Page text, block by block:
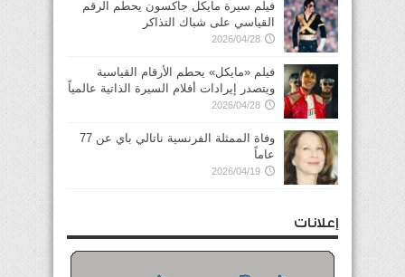
فيلم سيرة مايكل جاكسون يحطم الرقم
القياسي على شباك التذاكر
2026/04/28
فيلم «مايكل» يحطم الأرقام القياسية
ويتصدر إيرادات أفلام السيرة الذاتية عالمياً
2026/04/28
وفاة الممثلة الفرنسية ناتالي باي عن 77
عاماً
2026/04/19
إعلانات